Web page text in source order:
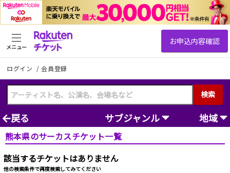
ログイン /会員登録
検索
メニュー
戻る サブジャンル 地域
熊本県のサーカスチケット一覧
該当するチケットはありません
他の検索条件で再度検索してみてください